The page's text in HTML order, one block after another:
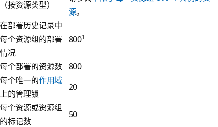
（按资源类型）
源。
在部署历史记录中
每个资源组的部署
情况
8001
每个部署的资源数 800
每个唯一的作用域
上的管理锁
20
每个资源或资源组
的标记数
50